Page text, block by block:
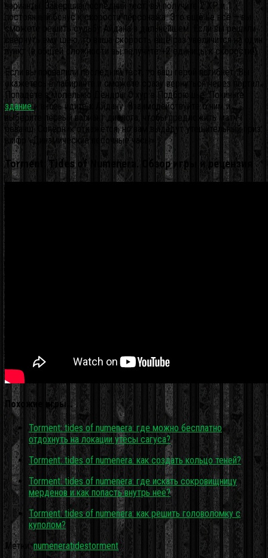
варианты. Завершив последний тест, вы получите 2 XP и 1
постоянный бонус к скорости персонажа. Это ещё не всё – вы
сможете решить судьбу Айдана в дальнейшем. Если вы решили
свернуть ему шею, то ваша скорость ещё раз увеличится на один
пункт (в общей сложности вы получите +2 единицы к скорости!).
Если вы провалили последний тест, то ваш герой погибнет. Вы
окажетесь в лабиринте и сможете сразу вернуться через портал.
Попадёте в молельню Дендры О’хур в Подбрюшье. Покиньте
зданиеи вновь идите к Айдану. Взаимодействуйте с ним и
выберите первый вариант диалога, чтобы предложить матч-
реванш. Соперник откажется, но вам выдадут утешительный приз:
шифр «Динамические песочные часы».
Torment: Tides of Numenera. Обзор игры и рецензия
Похожие игры…
Torment: tides of numenera: где можно бесплатно
отдохнуть на локации утёсы сагуса?
Torment: tides of numenera: как создать кольцо теней?
Torment: tides of numenera: где искать сокровищницу
мерденов и как попасть внутрь неё?
Torment: tides of numenera: как решить головоломку с
куполом?
Метки: numeneratidestorment